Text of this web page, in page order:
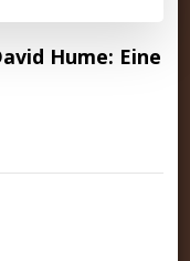
Hume: Eine